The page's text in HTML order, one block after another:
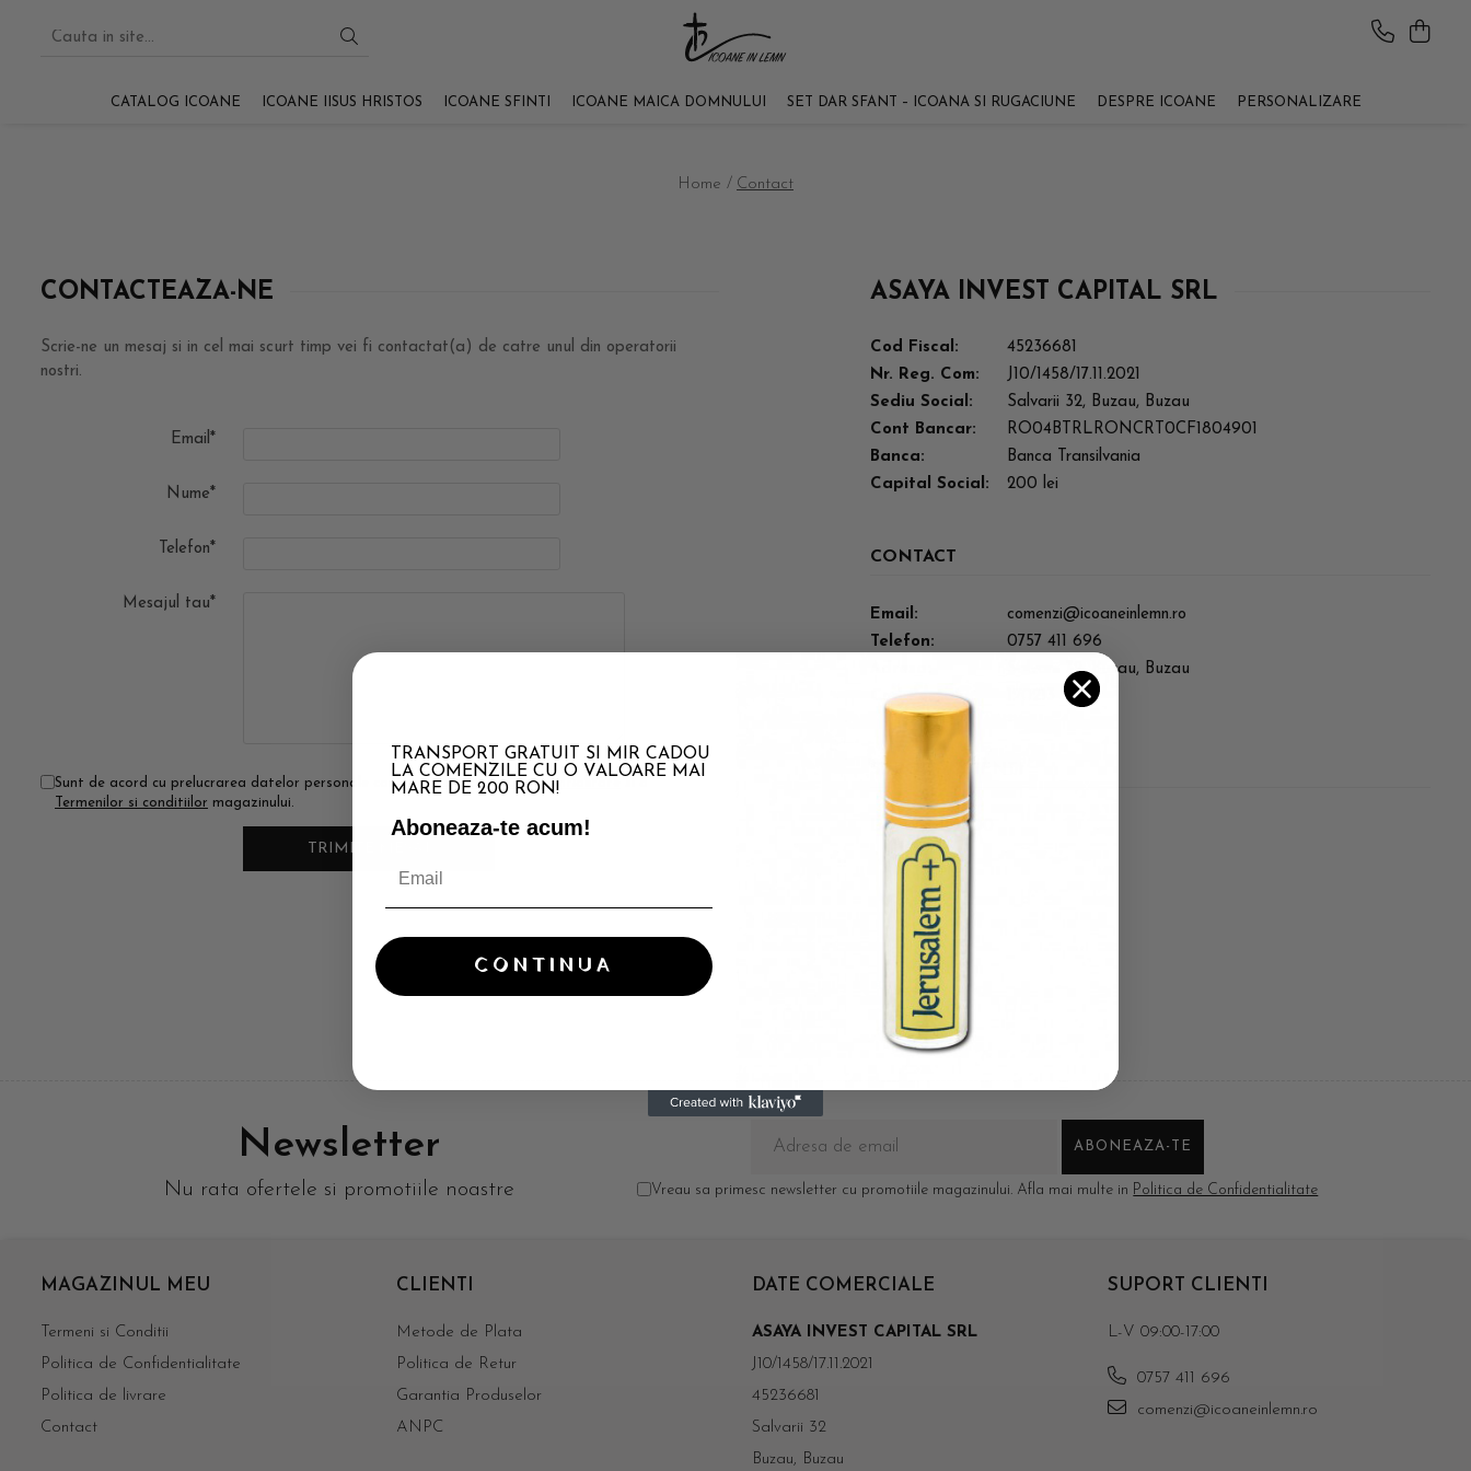
CATALOG ICOANE ICOANE IISUS HRISTOS ICOANE SFINTI ICOANE MAICA DOMNULUI SET DAR SFANT – ICOANA SI RUGACIUNE DESPRE ICOANE PERSONALIZARE
Home / Contact
CONTACTEAZA-NE
Scrie-ne un mesaj si in cel mai scurt timp vei fi contactat(a) de catre unul din operatorii
nostri.
Email*
Nume*
Telefon*
Mesajul tau*
Sunt de acord cu prelucrarea datelor personale conformPoliticii de Confidentialitate
Termenilor si conditiilor magazinului.
ASAYA INVEST CAPITAL SRL
Cod Fiscal:
45236681
Nr. Reg. Com:
J10/1458/17.11.2021
Sediu Social:
Salvarii 32, Buzau, Buzau
Cont Bancar:
RO04BTRLRONCRT0CF1804901
Banca:
Banca Transilvania
Capital Social:
200 lei
CONTACT
Email:
comenzi@icoaneinlemn.ro
Telefon:
0757 411 696
Salvarii 32, Buzau, Buzau
Cod Postal:
SUPORT CLIENTI
L-V 09:00-17:00
Newsletter
Nu rata ofertele si promotiile noastre Vreau sa primesc newsletter cu promotiile magazinului. Afla mai multe in Politica de Confidentialitate
MAGAZINUL MEU
Termeni si Conditii
Politica de Confidentialitate
Politica de livrare
Contact
CLIENTI
Metode de Plata
Politica de Retur
Garantia Produselor
ANPC
DATE COMERCIALE
ASAYA INVEST CAPITAL SRL
J10/1458/17.11.2021
45236681
Salvarii 32
Buzau, Buzau
SUPORT CLIENTI
L-V 09:00-17:00
0757 411 696
comenzi@icoaneinlemn.ro
TRANSPORT GRATUIT SI MIR CADOU
LA COMENZILE CU O VALOARE MAI
MARE DE 200 RON!
Aboneaza-te acum!
CONTINUA